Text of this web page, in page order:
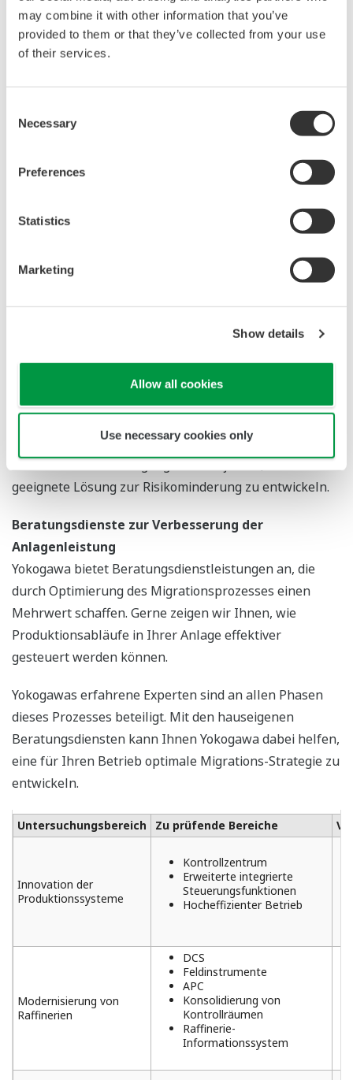
may combine it with other information that you’ve
provided to them or that they’ve collected from your use
of their services.
Selection
Necessary
Preferences
Statistics
Marketing
Show details
Allow all cookies
Use necessary cookies only
Machbarkeitsstudie und/oder FEED-Phase
Die erfahrenen Migrationsexperten von Yokogawa
Ihr vorhandenes Legacy-System analysieren. So finden
Fachexperten orientieren sich dann an Yokogawas
profundem Wissensschatz an gewonnenen
Erkenntnissen bei vergangenen Projekten, um eine
geeignete Lösung zur Risikominderung zu entwickeln.
Beratungsdienste zur Verbesserung der
Anlagenleistung
Yokogawa bietet Beratungsdienstleistungen an, die
durch Optimierung des Migrationsprozesses einen
Mehrwert schaffen. Gerne zeigen wir Ihnen, wie
Produktionsabläufe in Ihrer Anlage effektiver
gesteuert werden können.
Yokogawas erfahrene Experten sind an allen Phasen
dieses Prozesses beteiligt. Mit den hauseigenen
Beratungsdiensten kann Ihnen Yokogawa dabei helfen,
eine für Ihren Betrieb optimale Migrations-Strategie zu
entwickeln.
Untersuchungsbereich Zu prüfende Bereiche
Innovation der
Produktionssysteme
Kontrollzentrum
Erweiterte integrierte
Steuerungsfunktionen
Hocheffizienter Betrieb
Modernisierung von
Raffinerien
DCS
Feldinstrumente
APC
Konsolidierung von
Kontrollräumen
Raffinerie-
Informationssystem